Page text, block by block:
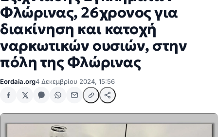
Φλώρινας, 26χρονος για
διακίνηση και κατοχή
ναρκωτικών ουσιών, στην
πόλη της Φλώρινας
Eordaia.org4 Δεκεμβρίου 2024, 15:56